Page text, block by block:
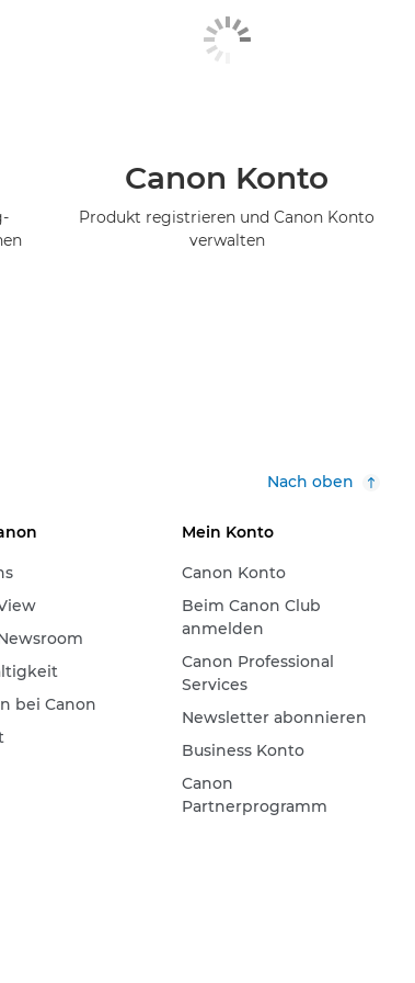
Canon Konto
Produkt registrieren und Canon Konto
verwalten
Nach oben
bei Canon
Mein Konto
Canon Konto
Beim Canon Club
anmelden
Canon Professional
Services
Newsletter abonnieren
Business Konto
Canon
Partnerprogramm